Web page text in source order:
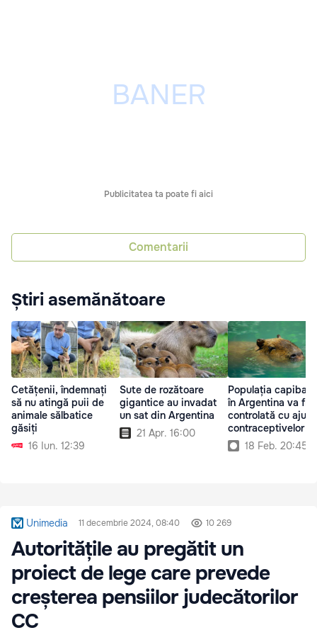
Publicitatea ta poate fi aici
Comentarii
Știri asemănătoare
Cetățenii, îndemnați
să nu atingă puii de
animale sălbatice
găsiți
16 Iun. 12:39
Sute de rozătoare
gigantice au invadat
un sat din Argentina
21 Apr. 16:00
Populația
în Argentina va fi
controlată cu
contraceptivelor
18 Feb. 20:45
Unimedia 11 decembrie 2024, 08:40 10 269
Autoritățile au pregătit un
proiect de lege care prevede
creșterea pensiilor judecătorilor
CC